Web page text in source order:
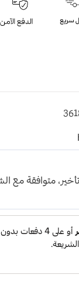
باللون
الجودة لتعطي